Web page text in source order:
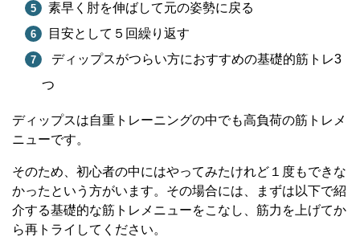
素早く肘を伸ばして元の姿勢に戻る
目安として５回繰り返す
ディップスがつらい方におすすめの基礎的筋トレ3
つ
ディップスは自重トレーニングの中でも高負荷の筋トレメ
ニューです。
そのため、初心者の中にはやってみたけれど１度もできな
かったという方がいます。その場合には、まずは以下で紹
介する基礎的な筋トレメニューをこなし、筋力を上げてか
ら再トライしてください。